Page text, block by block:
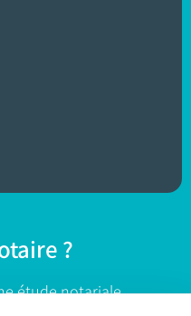
?
étude notariale